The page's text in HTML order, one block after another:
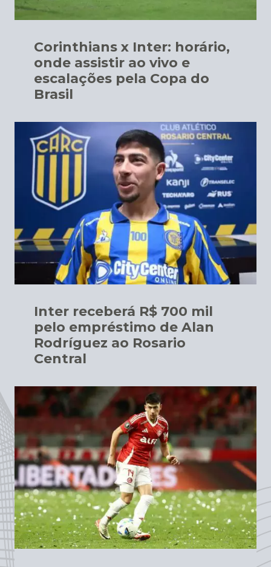
Corinthians x Inter: horário,
onde assistir ao vivo e
escalações pela Copa do
Brasil
Inter receberá R$ 700 mil
pelo empréstimo de Alan
Rodríguez ao Rosario
Central